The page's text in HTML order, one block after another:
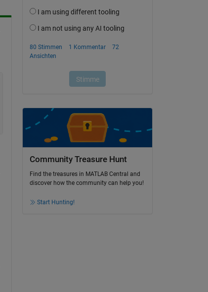
Community Treasure Hunt
Find the treasures in MATLAB Central and
discover how the community can help you!
Start Hunting!